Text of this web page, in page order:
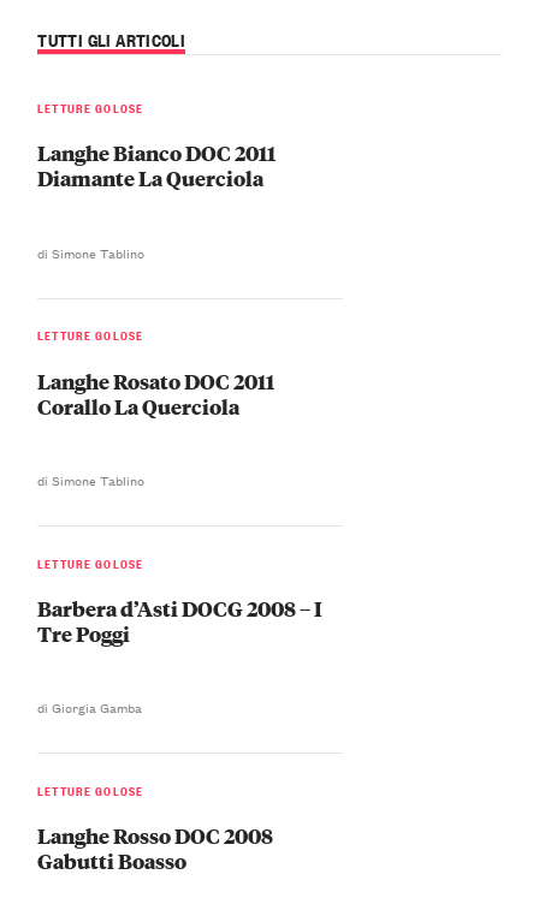
TUTTI GLI ARTICOLI
LETTURE GOLOSE
Langhe Bianco DOC 2011
Diamante La Querciola
di Simone Tablino
LETTURE GOLOSE
Langhe Rosato DOC 2011
Corallo La Querciola
di Simone Tablino
LETTURE GOLOSE
Barbera d’Asti DOCG 2008 – I
Tre Poggi
di Giorgia Gamba
LETTURE GOLOSE
Langhe Rosso DOC 2008
Gabutti Boasso